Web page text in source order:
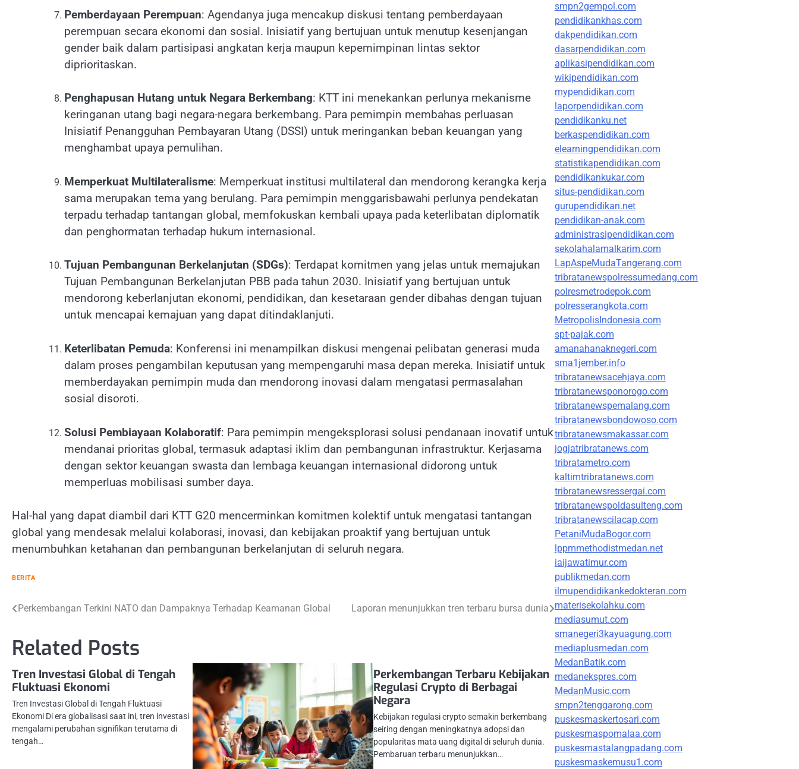
Pemberdayaan Perempuan: Agendanya juga mencakup diskusi tentang pemberdayaan
perempuan secara ekonomi dan sosial. Inisiatif yang bertujuan untuk menutup kesenjangan
gender baik dalam partisipasi angkatan kerja maupun kepemimpinan lintas sektor
diprioritaskan.
Penghapusan Hutang untuk Negara Berkembang: KTT ini menekankan perlunya mekanisme
keringanan utang bagi negara-negara berkembang. Para pemimpin membahas perluasan
Inisiatif Penangguhan Pembayaran Utang (DSSI) untuk meringankan beban keuangan yang
menghambat upaya pemulihan.
Memperkuat Multilateralisme: Memperkuat institusi multilateral dan mendorong kerangka kerja
sama merupakan tema yang berulang. Para pemimpin menggarisbawahi perlunya pendekatan
terpadu terhadap tantangan global, memfokuskan kembali upaya pada keterlibatan diplomatik
dan penghormatan terhadap hukum internasional.
Tujuan Pembangunan Berkelanjutan (SDGs): Terdapat komitmen yang jelas untuk memajukan
Tujuan Pembangunan Berkelanjutan PBB pada tahun 2030. Inisiatif yang bertujuan untuk
mendorong keberlanjutan ekonomi, pendidikan, dan kesetaraan gender dibahas dengan tujuan
untuk mencapai kemajuan yang dapat ditindaklanjuti.
Keterlibatan Pemuda: Konferensi ini menampilkan diskusi mengenai pelibatan generasi muda
dalam proses pengambilan keputusan yang mempengaruhi masa depan mereka. Inisiatif untuk
memberdayakan pemimpin muda dan mendorong inovasi dalam mengatasi permasalahan
sosial disoroti.
Solusi Pembiayaan Kolaboratif: Para pemimpin mengeksplorasi solusi pendanaan inovatif untuk
mendanai prioritas global, termasuk adaptasi iklim dan pembangunan infrastruktur. Kerjasama
dengan sektor keuangan swasta dan lembaga keuangan internasional didorong untuk
memperluas mobilisasi sumber daya.
Hal-hal yang dapat diambil dari KTT G20 mencerminkan komitmen kolektif untuk mengatasi tantangan
global yang mendesak melalui kolaborasi, inovasi, dan kebijakan proaktif yang bertujuan untuk
menumbuhkan ketahanan dan pembangunan berkelanjutan di seluruh negara.
BERITA
Navigasi
Perkembangan Terkini NATO dan Dampaknya Terhadap Keamanan Global Laporan menunjukkan tren terbaru bursa dunia
Related Posts
Tren Investasi Global di Tengah
Fluktuasi Ekonomi
Tren Investasi Global di Tengah Fluktuasi
Ekonomi Di era globalisasi saat ini, tren investasi
mengalami perubahan signifikan terutama di
tengah…
Perkembangan Terbaru Kebijakan
Regulasi Crypto di Berbagai
Negara
Kebijakan regulasi crypto semakin berkembang
seiring dengan meningkatnya adopsi dan
popularitas mata uang digital di seluruh dunia.
Pembaruan terbaru menunjukkan…
smpn2gempol.com
pendidikankhas.com
dakpendidikan.com
dasarpendidikan.com
aplikasipendidikan.com
wikipendidikan.com
mypendidikan.com
laporpendidikan.com
pendidikanku.net
berkaspendidikan.com
elearningpendidikan.com
statistikapendidikan.com
pendidikankukar.com
situs-pendidikan.com
gurupendidikan.net
pendidikan-anak.com
administrasipendidikan.com
sekolahalamalkarim.com
LapAspeMudaTangerang.com
tribratanewspolressumedang.com
polresmetrodepok.com
polresserangkota.com
MetropolisIndonesia.com
spt-pajak.com
amanahanaknegeri.com
sma1jember.info
tribratanewsacehjaya.com
tribratanewsponorogo.com
tribratanewspemalang.com
tribratanewsbondowoso.com
tribratanewsmakassar.com
jogjatribratanews.com
tribratametro.com
kaltimtribratanews.com
tribratanewsressergai.com
tribratanewspoldasulteng.com
tribratanewscilacap.com
PetaniMudaBogor.com
lppmmethodistmedan.net
iaijawatimur.com
publikmedan.com
ilmupendidikankedokteran.com
materisekolahku.com
mediasumut.com
smanegeri3kayuagung.com
mediaplusmedan.com
MedanBatik.com
medanekspres.com
MedanMusic.com
smpn2tenggarong.com
puskesmaskertosari.com
puskesmaspomalaa.com
puskesmastalangpadang.com
puskesmaskemusu1.com